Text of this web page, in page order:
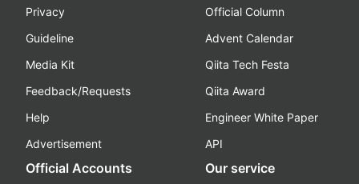
Privacy
Guideline
Media Kit
Feedback/Requests
Help
Advertisement
Official Column
Advent Calendar
Qiita Tech Festa
Qiita Award
Engineer White Paper
API
Official Accounts Our service